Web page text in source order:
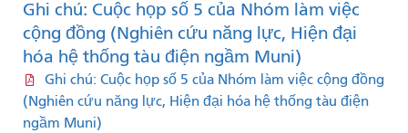
Ghi chú: Cuộc họp số 5 của Nhóm làm việc
cộng đồng (Nghiên cứu năng lực, Hiện đại
hóa hệ thống tàu điện ngầm Muni)
Ghi chú: Cuộc họp số 5 của Nhóm làm việc cộng đồng
(Nghiên cứu năng lực, Hiện đại hóa hệ thống tàu điện
ngầm Muni)